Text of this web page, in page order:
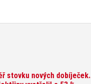
stovku nových dobíječek.